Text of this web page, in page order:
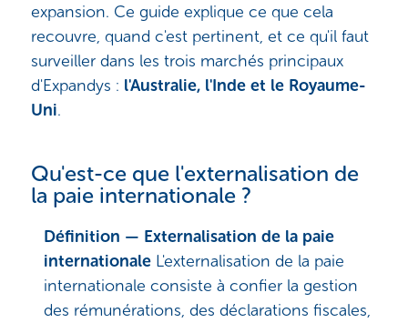
expansion. Ce guide explique ce que cela
recouvre, quand c'est pertinent, et ce qu'il faut
surveiller dans les trois marchés principaux
d'Expandys : l'Australie, l'Inde et le Royaume-
Uni.
Qu'est-ce que l'externalisation de
la paie internationale ?
Définition — Externalisation de la paie
internationaleL'externalisation de la paie
internationale consiste à confier la gestion
des rémunérations, des déclarations fiscales,